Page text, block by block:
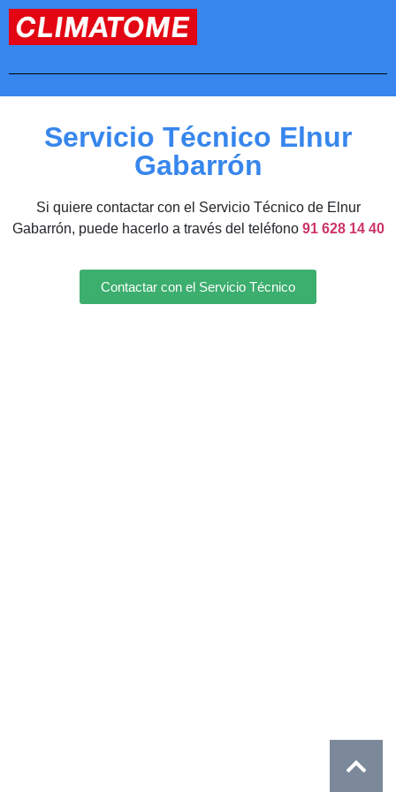
Servicio Técnico Elnur
Gabarrón
Si quiere contactar con el Servicio Técnico de Elnur
Gabarrón, puede hacerlo a través del teléfono 91 628 14 40
Contactar con el Servicio Técnico